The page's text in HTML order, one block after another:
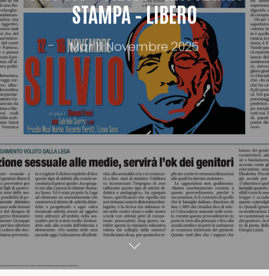
STAMPA – LIBERO
Mar 11 Novembre 2025